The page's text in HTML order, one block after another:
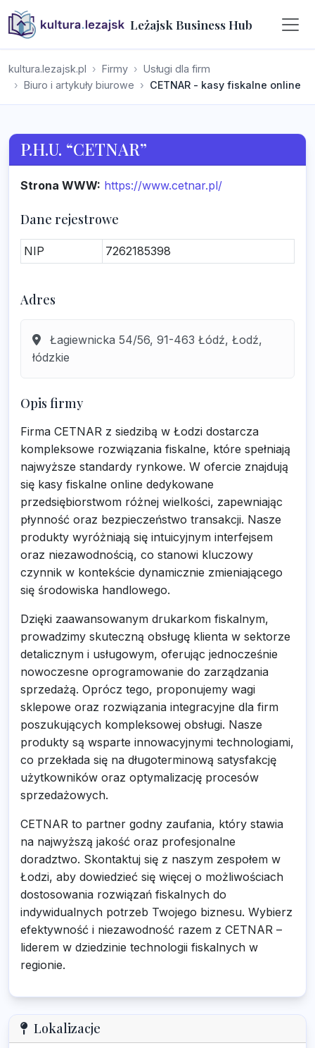
Leżajsk Business Hub
kultura.lezajsk.pl Firmy
Usługi dla firm
Biuro i artykuły biurowe
CETNAR - kasy fiskalne online
P.H.U. “CETNAR”
Strona WWW: https://www.cetnar.pl/
Dane rejestrowe
NIP 7262185398
Adres
Łagiewnicka 54/56, 91-463 Łódź, Łodź,
łódzkie
Opis firmy
Firma CETNAR z siedzibą w Łodzi dostarcza
kompleksowe rozwiązania fiskalne, które spełniają
najwyższe standardy rynkowe. W ofercie znajdują
się kasy fiskalne online dedykowane
przedsiębiorstwom różnej wielkości, zapewniając
płynność oraz bezpieczeństwo transakcji. Nasze
produkty wyróżniają się intuicyjnym interfejsem
oraz niezawodnością, co stanowi kluczowy
czynnik w kontekście dynamicznie zmieniającego
się środowiska handlowego.
Dzięki zaawansowanym drukarkom fiskalnym,
prowadzimy skuteczną obsługę klienta w sektorze
detalicznym i usługowym, oferując jednocześnie
nowoczesne oprogramowanie do zarządzania
sprzedażą. Oprócz tego, proponujemy wagi
sklepowe oraz rozwiązania integracyjne dla firm
poszukujących kompleksowej obsługi. Nasze
produkty są wsparte innowacyjnymi technologiami,
co przekłada się na długoterminową satysfakcję
użytkowników oraz optymalizację procesów
sprzedażowych.
CETNAR to partner godny zaufania, który stawia
na najwyższą jakość oraz profesjonalne
doradztwo. Skontaktuj się z naszym zespołem w
Łodzi, aby dowiedzieć się więcej o możliwościach
dostosowania rozwiązań fiskalnych do
indywidualnych potrzeb Twojego biznesu. Wybierz
efektywność i niezawodność razem z CETNAR –
liderem w dziedzinie technologii fiskalnych w
regionie.
Lokalizacje